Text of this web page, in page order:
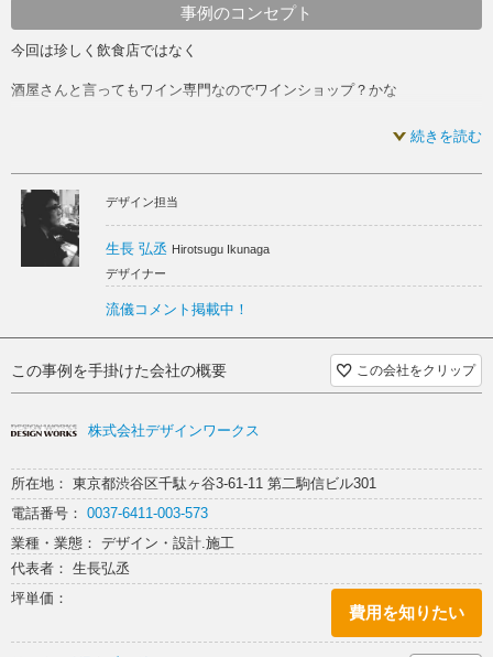
bar ワイン bar カウンター
ワイン 内装 酒屋 内装
蔵 スケルトン
事例のコンセプト
今回は珍しく飲食店ではなく
酒屋さんと言ってもワイン専門なのでワインショップ？かな
あくまで試飲やワインのイベントの時に使うカウンターです
こちらのオーナーとの縁はやはりワインで。。。。知り合いました
まあ僕的に良くあるワイン繋がり
まあ、酒屋と言っても一般に販売している酒屋ではなく
そんな訳で看板もありませんし
いつも常時オープンしている訳でもないので
周りの方々は何の店なんだろうと思われているようです（笑）
ネット検索してもまったく出て来ないですし
今時の感じからは乖離した感のあるお店で凄く尖っていていいです
続きを読む
デザイン担当
生長 弘丞 Hirotsugu Ikunaga
デザイナー
流儀コメント掲載中！
この事例を手掛けた会社の概要 この会社をクリップ
株式会社デザインワークス
所在地： 東京都渋谷区千駄ヶ谷3-61-11 第二駒信ビル301
電話番号： 0037-6411-003-573
業種・業態： デザイン・設計.施工
代表者： 生長弘丞
坪単価：
費用を知りたい